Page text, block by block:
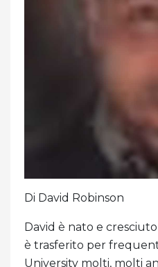
Di David Robinson
David è nato e
è trasferito per
University molti, molti